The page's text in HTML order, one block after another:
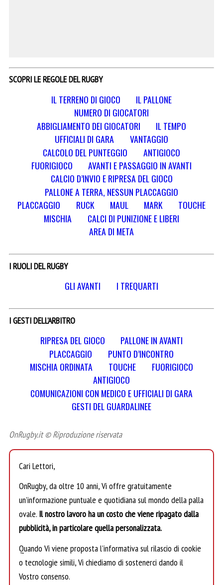
SCOPRI LE REGOLE DEL RUGBY
IL TERRENO DI GIOCO
IL PALLONE
NUMERO DI GIOCATORI
ABBIGLIAMENTO DEI GIOCATORI
IL TEMPO
UFFICIALI DI GARA
VANTAGGIO
CALCOLO DEL PUNTEGGIO
ANTIGIOCO
FUORIGIOCO
AVANTI E PASSAGGIO IN AVANTI
CALCIO D’INVIO E RIPRESA DEL GIOCO
PALLONE A TERRA, NESSUN PLACCAGGIO
PLACCAGGIO
RUCK MAUL MARK
TOUCHE
MISCHIA
CALCI DI PUNIZIONE E LIBERI
AREA DI META
I RUOLI DEL RUGBY
GLI AVANTI I TREQUARTI
I GESTI DELL’ARBITRO
RIPRESA DEL GIOCO
PALLONE IN AVANTI
PLACCAGGIO
PUNTO D’INCONTRO
MISCHIA ORDINATA
TOUCHE
FUORIGIOCO
ANTIGIOCO
COMUNICAZIONI CON MEDICO E UFFICIALI DI GARA
GESTI DEL GUARDALINEE
OnRugby.it © Riproduzione riservata
Cari Lettori,
OnRugby, da oltre 10 anni, Vi offre gratuitamente
un’informazione puntuale e quotidiana sul mondo della palla
ovale. Il nostro lavoro ha un costo che viene ripagato dalla
pubblicità, in particolare quella personalizzata.
Quando Vi viene proposta l’informativa sul rilascio di cookie
o tecnologie simili, Vi chiediamo di sostenerci dando il
Vostro consenso.